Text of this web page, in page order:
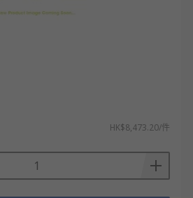
HK$8,473.20/件